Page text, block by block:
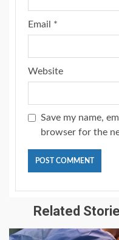
Email *
Website
Save my name,
browser for the
Related